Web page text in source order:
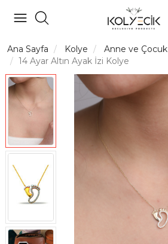
Ana Sayfa Kolye
Anne ve Çocuk
14 Ayar Altın Ayak İzi Kolye